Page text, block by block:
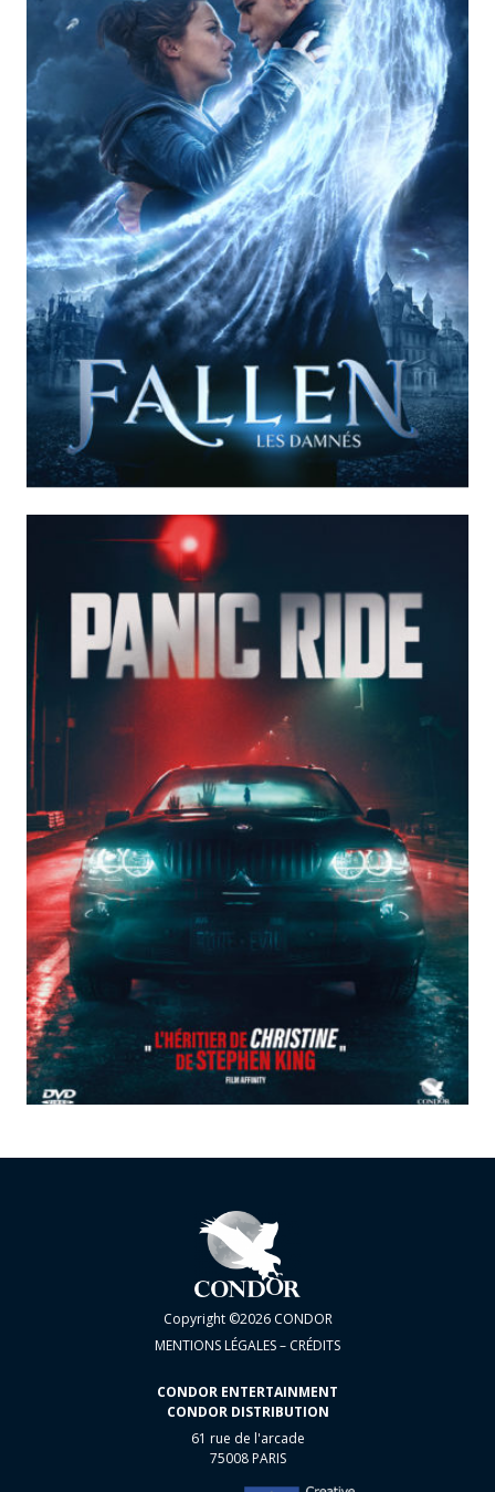
Copyright ©2026 CONDOR
MENTIONS LÉGALES – CRÉDITS
CONDOR ENTERTAINMENT
CONDOR DISTRIBUTION
61 rue de l'arcade
75008 PARIS